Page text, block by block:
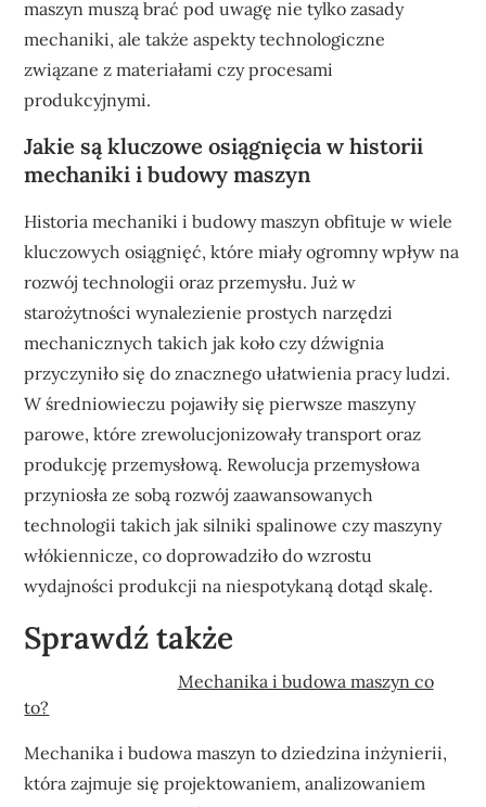
maszyn muszą brać pod uwagę nie tylko zasady
mechaniki, ale także aspekty technologiczne
związane z materiałami czy procesami
produkcyjnymi.
Jakie są kluczowe osiągnięcia w historii
mechaniki i budowy maszyn
Historia mechaniki i budowy maszyn obfituje w wiele
kluczowych osiągnięć, które miały ogromny wpływ na
rozwój technologii oraz przemysłu. Już w
starożytności wynalezienie prostych narzędzi
mechanicznych takich jak koło czy dźwignia
przyczyniło się do znacznego ułatwienia pracy ludzi.
W średniowieczu pojawiły się pierwsze maszyny
parowe, które zrewolucjonizowały transport oraz
produkcję przemysłową. Rewolucja przemysłowa
przyniosła ze sobą rozwój zaawansowanych
technologii takich jak silniki spalinowe czy maszyny
włókiennicze, co doprowadziło do wzrostu
wydajności produkcji na niespotykaną dotąd skalę.
Sprawdź także
Mechanika i budowa maszyn co
to?
Mechanika i budowa maszyn to dziedzina inżynierii,
która zajmuje się projektowaniem, analizowaniem